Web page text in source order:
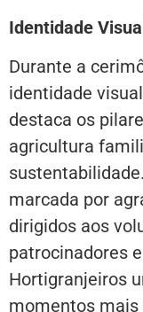
Identidade
Durante a
identidade
destaca os
agricultura
marcada por
dirigidos aos
patrocinadores
Hortigranjeiros
momentos